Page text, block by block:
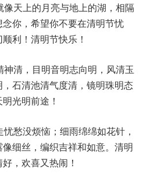
天上的月亮与地上的湖，相隔
你，希望你不要在清明节忧
利！清明节快乐！
清，目明音明志向明，风清玉
石清池清气度清，镜明珠明态
光明前途！
愁没烦恼；细雨绵绵如花针，
细丝，编织吉祥和如意。清明
，欢喜又热闹！